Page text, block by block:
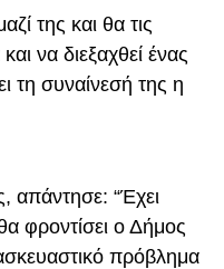
της και θα τις
να διεξαχθεί ένας
τη συναίνεσή της η
απάντησε: “Έχει
φροντίσει ο Δήμος
πρόβλημα